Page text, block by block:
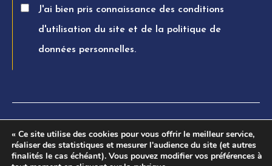
J'ai bien pris connaissance des conditions
d'utilisation du site et de la politique de
données personnelles.
Charte éthique
« Ce site utilise des cookies pour vous offrir le meilleur service,
réaliser des statistiques et mesurer l'audience du site (et autres
finalités le cas échéant). Vous pouvez modifier vos préférences à